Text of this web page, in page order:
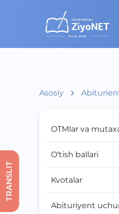
Asosiy
OTMlar va
O‘tish ballari
Kvotalar
Abituriyent
TRANSLIT